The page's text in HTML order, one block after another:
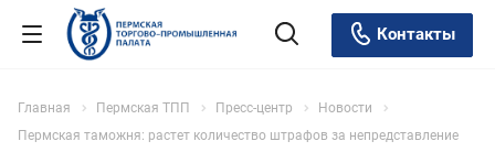
Контакты
Главная Пермская ТПП Пресс-центр
Новости
Пермская таможня: растет количество штрафов за непредставление